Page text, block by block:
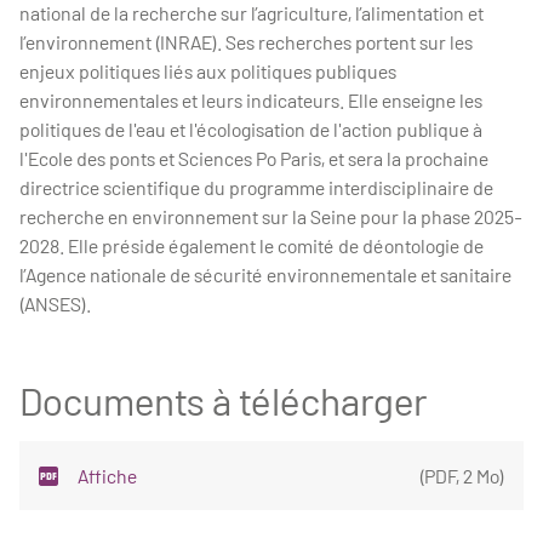
national de la recherche sur l’agriculture, l’alimentation et
l’environnement (INRAE). Ses recherches portent sur les
enjeux politiques liés aux politiques publiques
environnementales et leurs indicateurs. Elle enseigne les
politiques de l'eau et l'écologisation de l'action publique à
l'Ecole des ponts et Sciences Po Paris, et sera la prochaine
directrice scientifique du programme interdisciplinaire de
recherche en environnement sur la Seine pour la phase 2025-
2028. Elle préside également le comité de déontologie de
l’Agence nationale de sécurité environnementale et sanitaire
(ANSES).
Documents à télécharger
Affiche (PDF,2 Mo)